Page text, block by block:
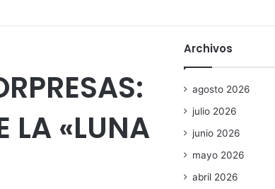
LA «LUNA
Archivos
agosto 2026
julio 2026
junio 2026
mayo 2026
abril 2026